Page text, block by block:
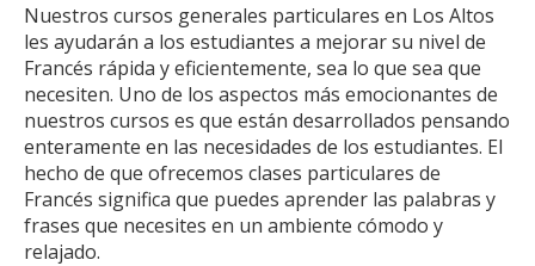
Nuestros cursos generales particulares en Los Altos
les ayudarán a los estudiantes a mejorar su nivel de
Francés rápida y eficientemente, sea lo que sea que
necesiten. Uno de los aspectos más emocionantes de
nuestros cursos es que están desarrollados pensando
enteramente en las necesidades de los estudiantes. El
hecho de que ofrecemos clases particulares de
Francés significa que puedes aprender las palabras y
frases que necesites en un ambiente cómodo y
relajado.